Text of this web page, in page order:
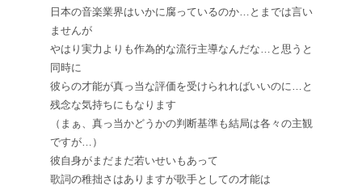
日本の音楽業界はいかに腐っているのか…とまでは言い
ませんが
やはり実力よりも作為的な流行主導なんだな…と思うと
同時に
彼らの才能が真っ当な評価を受けられればいいのに…と
残念な気持ちにもなります
（まぁ、真っ当かどうかの判断基準も結局は各々の主観
ですが…）
彼自身がまだまだ若いせいもあって
歌詞の稚拙さはありますが歌手としての才能は